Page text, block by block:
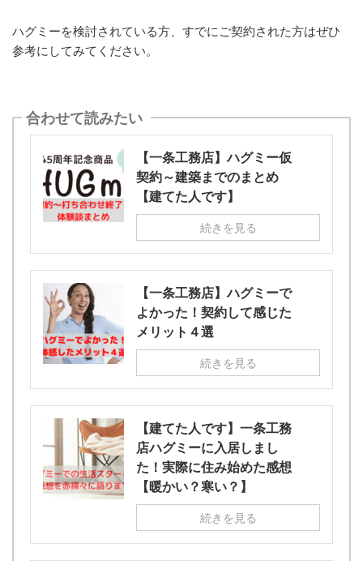
ハグミーを検討されている方、すでにご契約された方はぜひ
参考にしてみてください。
合わせて読みたい
【一条工務店】ハグミー仮
契約～建築までのまとめ
【建てた人です】
続きを見る
【一条工務店】ハグミーで
よかった！契約して感じた
メリット４選
続きを見る
【建てた人です】一条工務
店ハグミーに入居しまし
た！実際に住み始めた感想
【暖かい？寒い？】
続きを見る